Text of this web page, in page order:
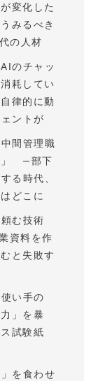
変化した
みるべき
の人材
のチャッ
耗してい
律的に動
ントが
間管理職
」 —部下
る時代、
どこに
頼む技術
資料を作
と失敗す
い手の
」を暴
試験紙
を食わせ